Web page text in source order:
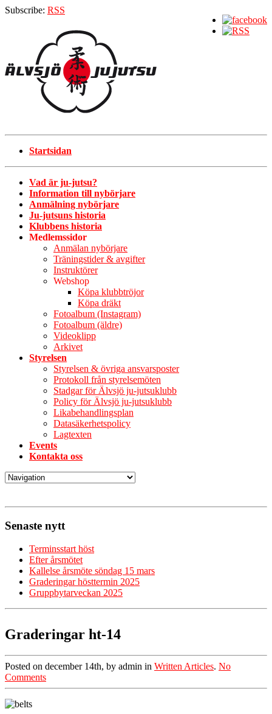
Subscribe: RSS
Startsidan
Vad är ju-jutsu?
Information till nybörjare
Anmälning nybörjare
Ju-jutsuns historia
Klubbens historia
Medlemssidor
Anmälan nybörjare
Träningstider & avgifter
Instruktörer
Webshop
Köpa klubbtröjor
Köpa dräkt
Fotoalbum (Instagram)
Fotoalbum (äldre)
Videoklipp
Arkivet
Styrelsen
Styrelsen & övriga ansvarsposter
Protokoll från styrelsemöten
Stadgar för Älvsjö ju-jutsuklubb
Policy för Älvsjö ju-jutsuklubb
Likabehandlingsplan
Datasäkerhetspolicy
Lagtexten
Events
Kontakta oss
Senaste nytt
Terminsstart höst
Efter årsmötet
Kallelse årsmöte söndag 15 mars
Graderingar hösttermin 2025
Gruppbytarveckan 2025
Graderingar ht-14
Posted on december 14th, by admin in Written Articles. No
Comments